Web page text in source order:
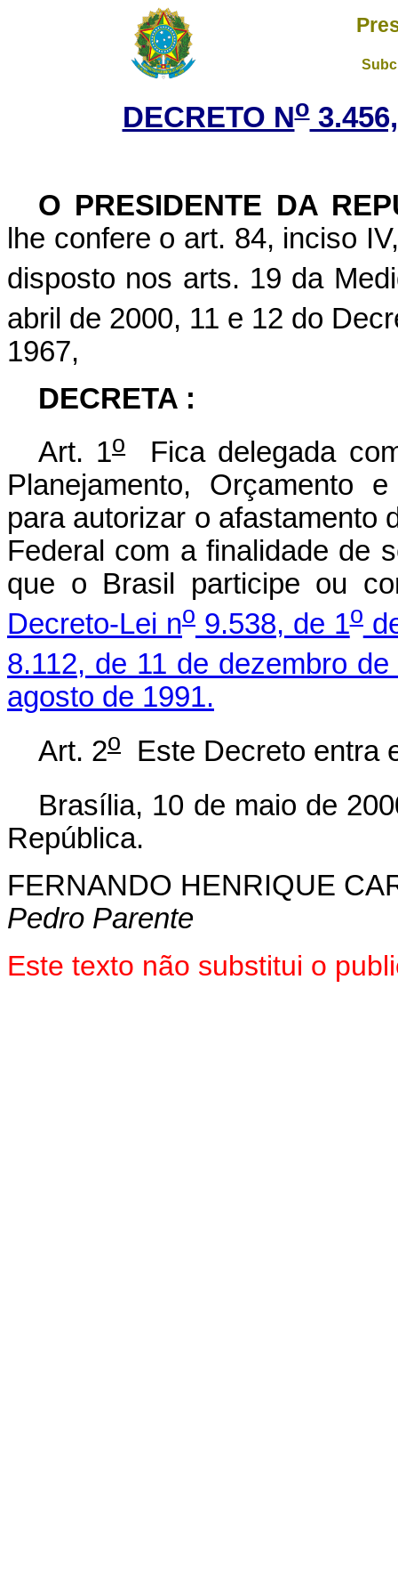
DECRETO No
O PRESIDENTE DA
lhe confere o art. 84, inciso
disposto nos arts. 19 da
abril de 2000, 11 e 12 do
1967,
DECRETA :
Art. 1oFica delegada
Planejamento, Orçamento
para autorizar o afastamento
Federal com a finalidade de
que o Brasil participe ou
Decreto-Lei no9.538, de 1o
8.112, de 11 de dezembro de
agosto de 1991.
Art. 2o
Este Decreto entra
Brasília, 10 de maio de
República.
FERNANDO HENRIQUE
Pedro Parente
Este texto não substitui o